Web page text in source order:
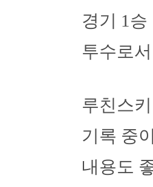
경기 1
투수로
루친스
기록 중
내용도